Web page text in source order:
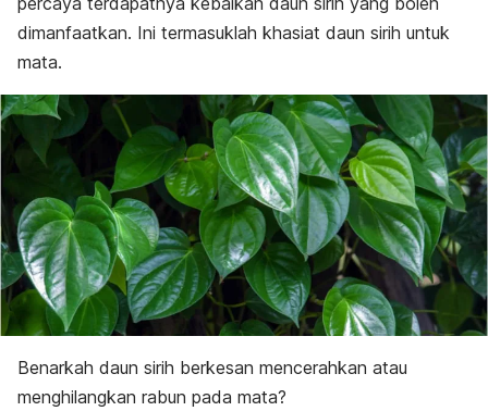
dimanfaatkan. Ini termasuklah khasiat daun sirih untuk
mata.
Benarkah daun sirih berkesan mencerahkan atau
menghilangkan rabun pada mata?